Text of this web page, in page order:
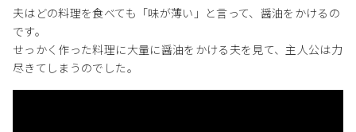
夫はどの料理を食べても「味が薄い」と言って、醤油をかけるの
です。
せっかく作った料理に大量に醤油をかける夫を見て、主人公は力
尽きてしまうのでした。